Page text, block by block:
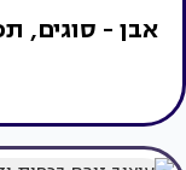
אבן - סוגים,